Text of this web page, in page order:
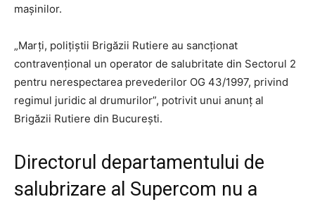
mașinilor.
„Marți, polițiștii Brigăzii Rutiere au sancționat
contravențional un operator de salubritate din Sectorul 2
pentru nerespectarea prevederilor OG 43/1997, privind
regimul juridic al drumurilor”, potrivit unui anunț al
Brigăzii Rutiere din București.
Directorul departamentului de
salubrizare al Supercom nu a